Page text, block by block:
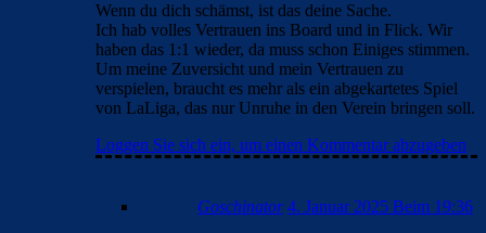
Wenn du dich schämst, ist das deine Sache.
Ich hab volles Vertrauen ins Board und in Flick. Wir
haben das 1:1 wieder, da muss schon Einiges stimmen.
Um meine Zuversicht und mein Vertrauen zu
verspielen, braucht es mehr als ein abgekartetes Spiel
von LaLiga, das nur Unruhe in den Verein bringen soll.
Loggen Sie sich ein, um einen Kommentar abzugeben
Goschinator 4. Januar 2025 Beim 19:36